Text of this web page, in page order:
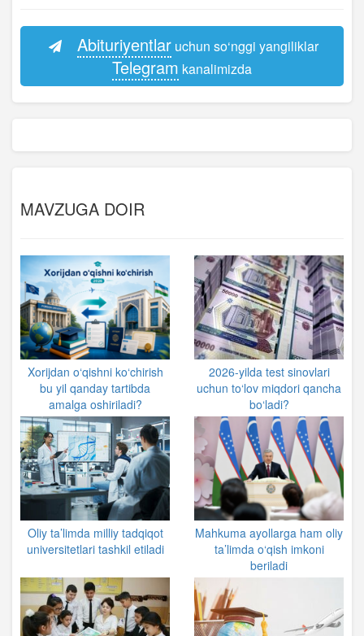
Abituriyentlaruchun so‘nggi yangiliklar
Telegram kanalimizda
MAVZUGA DOIR
Xorijdan o‘qishni ko‘chirish
bu yil qanday tartibda
amalga oshiriladi?
2026-yilda test sinovlari
uchun to‘lov miqdori qancha
bo‘ladi?
Oliy ta’limda milliy tadqiqot
universitetlari tashkil etiladi
Mahkuma ayollarga ham oliy
ta’limda o‘qish imkoni
beriladi